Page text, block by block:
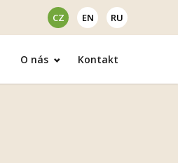
CZ EN RU
O nás Kontakt